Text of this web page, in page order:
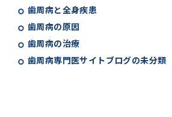
歯周病と全身疾患
歯周病の原因
歯周病の治療
歯周病専門医サイトブログの未分類